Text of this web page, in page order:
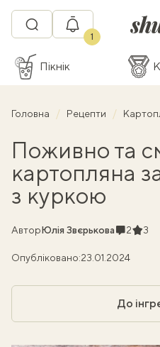
1
Пікнік
Головна Рецепти
Поживно та
картопляна
з куркою
АвторЮлія ЗвєрьковаКоментарі
2 3
Опубліковано:23.01.2024
До